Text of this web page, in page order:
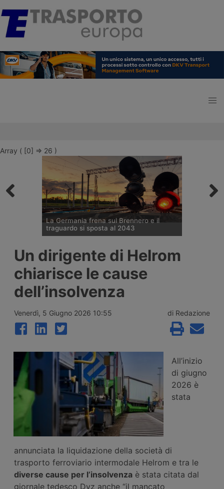
Array ( [0] => 26 )
La Germania frena sul Brennero e il
traguardo si sposta al 2043
l’allungamento dei tempi per i cantieri e la
successiva apertura all’esercizio del
potenziamento dei raccordi con la galleria
di base del Brennero. Ora si parla del
completamento nel 2043.
Un dirigente di Helrom
chiarisce le cause
dell’insolvenza
Venerdì, 5 Giugno 2026 10:55 di Redazione
All’inizio
di giugno
2026 è
stata
annunciata la liquidazione della società di
trasporto ferroviario intermodale Helrom e tra le
diverse cause per l’insolvenza è stata citata dal
giornale tedesco Dvz anche “il mancato